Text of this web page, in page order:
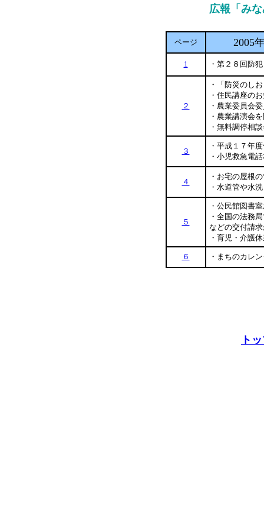
広報「み
ページ 2005
1 ・第２８回防
２
・「防災のし
・住民講座の
・農業委員会
・農業講演会
・無料調停相
３
・平成１７年
・小児救急電
４
・お宅の屋根
・水道管や水
５
・公民館図書
・全国の法務
などの交付請
・育児・介護
６ ・まちのカレ
ト